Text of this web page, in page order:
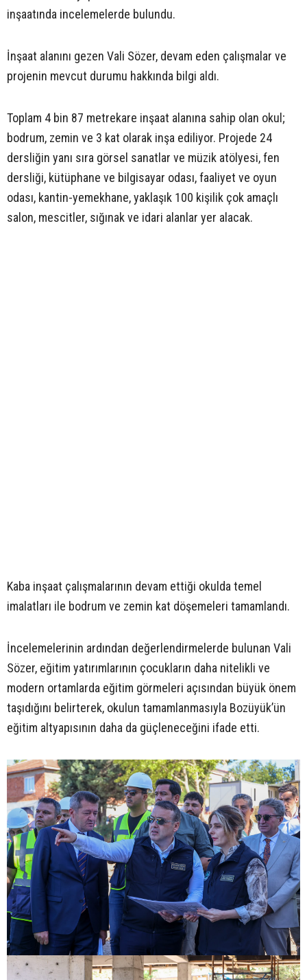
inşaatında incelemelerde bulundu.
İnşaat alanını gezen Vali Sözer, devam eden çalışmalar ve
projenin mevcut durumu hakkında bilgi aldı.
Toplam 4 bin 87 metrekare inşaat alanına sahip olan okul;
bodrum, zemin ve 3 kat olarak inşa ediliyor. Projede 24
dersliğin yanı sıra görsel sanatlar ve müzik atölyesi, fen
dersliği, kütüphane ve bilgisayar odası, faaliyet ve oyun
odası, kantin-yemekhane, yaklaşık 100 kişilik çok amaçlı
salon, mescitler, sığınak ve idari alanlar yer alacak.
Kaba inşaat çalışmalarının devam ettiği okulda temel
imalatları ile bodrum ve zemin kat döşemeleri tamamlandı.
İncelemelerinin ardından değerlendirmelerde bulunan Vali
Sözer, eğitim yatırımlarının çocukların daha nitelikli ve
modern ortamlarda eğitim görmeleri açısından büyük önem
taşıdığını belirterek, okulun tamamlanmasıyla Bozüyük’ün
eğitim altyapısının daha da güçleneceğini ifade etti.